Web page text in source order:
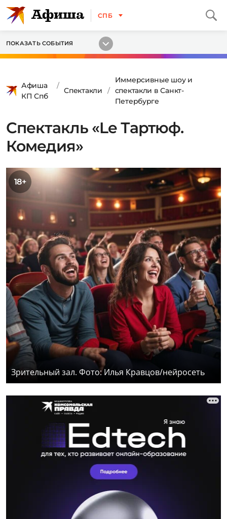
СПБ
ПОКАЗАТЬ СОБЫТИЯ
Афиша
КП Спб
Спектакли
Иммерсивные шоу и
спектакли в Санкт-
Петербурге
Спектакль «Lе Тартюф.
Комедия»
18+
Зрительный зал. Фото: Илья Кравцов/нейросеть